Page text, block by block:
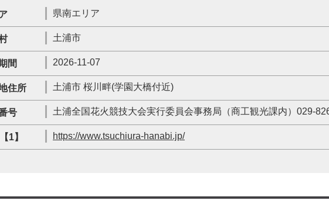
県南エリア
土浦市
間 2026-11-07
住所 土浦市 桜川畔(学園大橋付近)
号 土浦全国花火競技大会実行委員会事務局（商工観光課内）029-
1】 https://www.tsuchiura-hanabi.jp/